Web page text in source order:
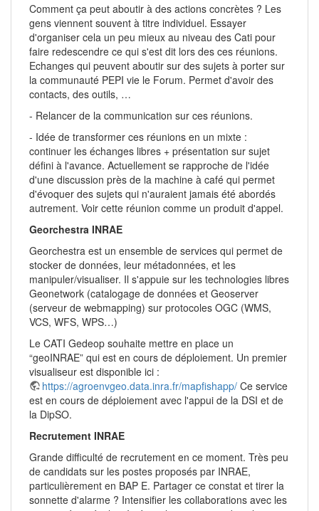
Comment ça peut aboutir à des actions concrètes ? Les
gens viennent souvent à titre individuel. Essayer
d'organiser cela un peu mieux au niveau des Cati pour
faire redescendre ce qui s'est dit lors des ces réunions.
Echanges qui peuvent aboutir sur des sujets à porter sur
la communauté PEPI vie le Forum. Permet d'avoir des
contacts, des outils, …
- Relancer de la communication sur ces réunions.
- Idée de transformer ces réunions en un mixte :
continuer les échanges libres + présentation sur sujet
défini à l'avance. Actuellement se rapproche de l'idée
d'une discussion près de la machine à café qui permet
d'évoquer des sujets qui n'auraient jamais été abordés
autrement. Voir cette réunion comme un produit d'appel.
Georchestra INRAE
Georchestra est un ensemble de services qui permet de
stocker de données, leur métadonnées, et les
manipuler/visualiser. Il s'appuie sur les technologies libres
Geonetwork (catalogage de données et Geoserver
(serveur de webmapping) sur protocoles OGC (WMS,
VCS, WFS, WPS…)
Le CATI Gedeop souhaite mettre en place un
“geoINRAE” qui est en cours de déploiement. Un premier
visualiseur est disponible ici :
https://agroenvgeo.data.inra.fr/mapfishapp/ Ce service
est en cours de déploiement avec l'appui de la DSI et de
la DipSO.
Recrutement INRAE
Grande difficulté de recrutement en ce moment. Très peu
de candidats sur les postes proposés par INRAE,
particulièrement en BAP E. Partager ce constat et tirer la
sonnette d'alarme ? Intensifier les collaborations avec les